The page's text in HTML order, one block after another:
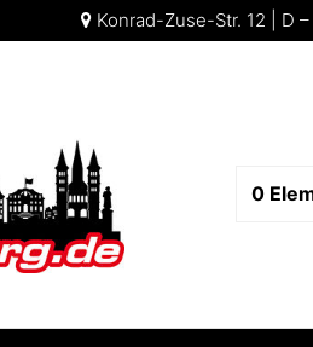
Konrad-Zuse-Str. 12 | D
0